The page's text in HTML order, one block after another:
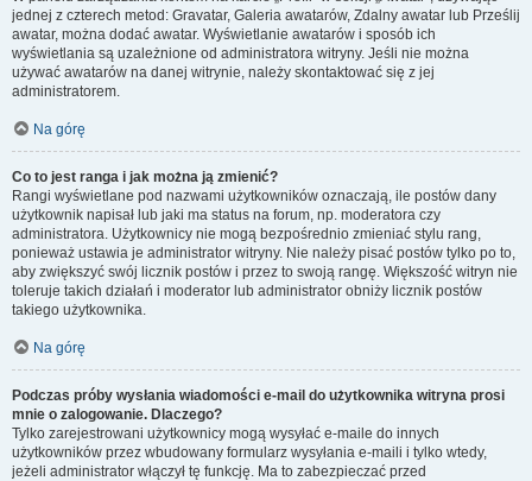
jednej z czterech metod: Gravatar, Galeria awatarów, Zdalny awatar lub Prześlij
awatar, można dodać awatar. Wyświetlanie awatarów i sposób ich
wyświetlania są uzależnione od administratora witryny. Jeśli nie można
używać awatarów na danej witrynie, należy skontaktować się z jej
administratorem.
Na górę
Co to jest ranga i jak można ją zmienić?
Rangi wyświetlane pod nazwami użytkowników oznaczają, ile postów dany
użytkownik napisał lub jaki ma status na forum, np. moderatora czy
administratora. Użytkownicy nie mogą bezpośrednio zmieniać stylu rang,
ponieważ ustawia je administrator witryny. Nie należy pisać postów tylko po to,
aby zwiększyć swój licznik postów i przez to swoją rangę. Większość witryn nie
toleruje takich działań i moderator lub administrator obniży licznik postów
takiego użytkownika.
Na górę
Podczas próby wysłania wiadomości e-mail do użytkownika witryna prosi
mnie o zalogowanie. Dlaczego?
Tylko zarejestrowani użytkownicy mogą wysyłać e-maile do innych
użytkowników przez wbudowany formularz wysyłania e-maili i tylko wtedy,
jeżeli administrator włączył tę funkcję. Ma to zabezpieczać przed